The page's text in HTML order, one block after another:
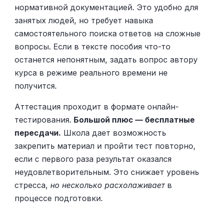
нормативной документацией. Это удобно для
занятых людей, но требует навыка
самостоятельного поиска ответов на сложные
вопросы. Если в тексте пособия что-то
останется непонятным, задать вопрос автору
курса в режиме реального времени не
получится.
Аттестация проходит в формате онлайн-
тестирования. Большой плюс — бесплатные
пересдачи. Школа дает возможность
закрепить материал и пройти тест повторно,
если с первого раза результат оказался
неудовлетворительным. Это снижает уровень
стресса, но несколько расхолаживаетв
процессе подготовки.